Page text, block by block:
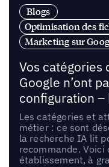
Blogs
Optimisation des
Marketing sur
Vos catégories
Google n’ont
configuration
Les catégories et
métier : ce sont
la recherche IA lit
recommande.
établissement, à